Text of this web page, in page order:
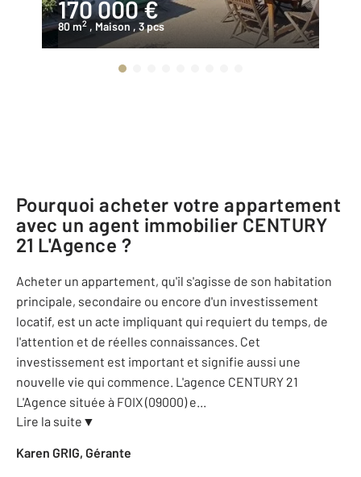
170 000 €
80 m2 , Maison , 3 pcs
Pourquoi acheter votre appartement
avec un agent immobilier CENTURY
21 L'Agence ?
Acheter un appartement, qu'il s'agisse de son habitation
principale, secondaire ou encore d'un investissement
locatif, est un acte impliquant qui requiert du temps, de
l'attention et de réelles connaissances. Cet
investissement est important et signifie aussi une
nouvelle vie qui commence. L'agence CENTURY 21
L'Agence située à FOIX (09000) e...
Lire la suite ▼
Karen GRIG, Gérante